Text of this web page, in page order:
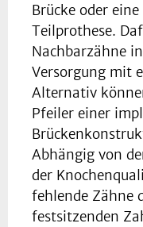
Brücke oder
Teilprothese.
Nachbarzähne
Versorgung mit
Alternativ
Pfeiler einer
Abhängig von
der
fehlende Zähne
festsitzenden